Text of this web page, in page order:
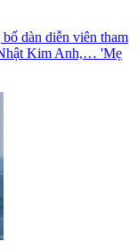
dàn diễn viên tham
Kim Anh,… 'Mẹ